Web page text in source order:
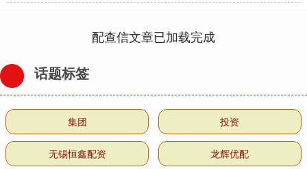
配查信文章已加载完成
话题标签
集团 投资
无锡恒鑫配资 龙辉优配